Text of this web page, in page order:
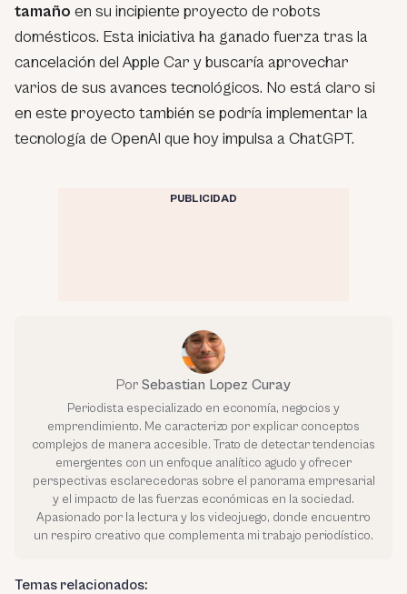
tamaño en su incipiente proyecto de robots
domésticos. Esta iniciativa ha ganado fuerza tras la
cancelación del Apple Car y buscaría aprovechar
varios de sus avances tecnológicos. No está claro si
en este proyecto también se podría implementar la
tecnología de OpenAI que hoy impulsa a ChatGPT.
PUBLICIDAD
Por Sebastian Lopez Curay
Periodista especializado en economía, negocios y
emprendimiento. Me caracterizo por explicar conceptos
complejos de manera accesible. Trato de detectar tendencias
emergentes con un enfoque analítico agudo y ofrecer
perspectivas esclarecedoras sobre el panorama empresarial
y el impacto de las fuerzas económicas en la sociedad.
Apasionado por la lectura y los videojuego, donde encuentro
un respiro creativo que complementa mi trabajo periodístico.
Temas relacionados: